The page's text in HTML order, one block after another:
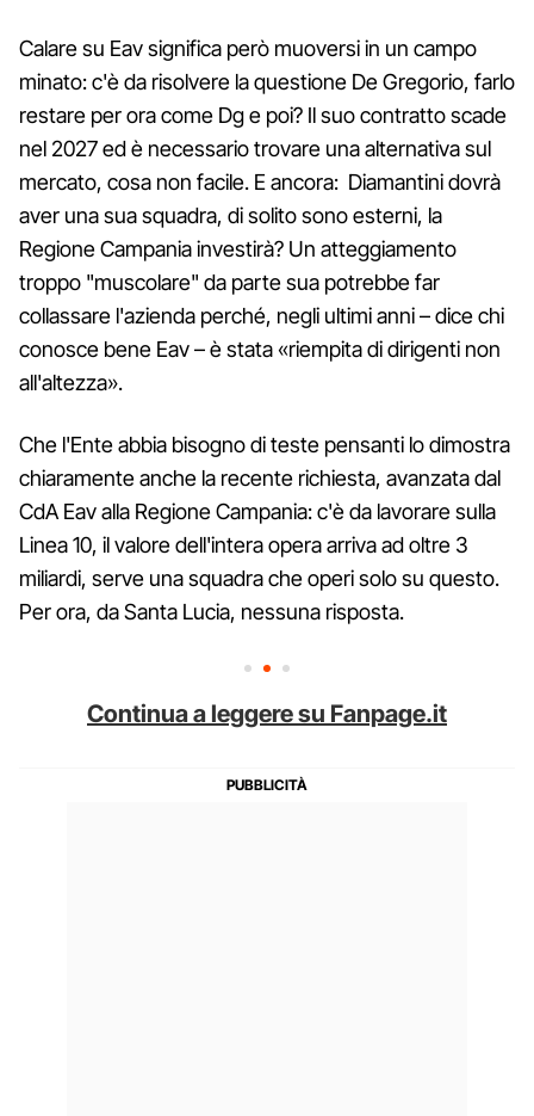
Calare su Eav significa però muoversi in un campo
minato: c'è da risolvere la questione De Gregorio, farlo
restare per ora come Dg e poi? Il suo contratto scade
nel 2027 ed è necessario trovare una alternativa sul
mercato, cosa non facile. E ancora: Diamantini dovrà
aver una sua squadra, di solito sono esterni, la
Regione Campania investirà? Un atteggiamento
troppo "muscolare" da parte sua potrebbe far
collassare l'azienda perché, negli ultimi anni – dice chi
conosce bene Eav – è stata «riempita di dirigenti non
all'altezza».
Che l'Ente abbia bisogno di teste pensanti lo dimostra
chiaramente anche la recente richiesta, avanzata dal
CdA Eav alla Regione Campania: c'è da lavorare sulla
Linea 10, il valore dell'intera opera arriva ad oltre 3
miliardi, serve una squadra che operi solo su questo.
Per ora, da Santa Lucia, nessuna risposta.
Continua a leggere su Fanpage.it